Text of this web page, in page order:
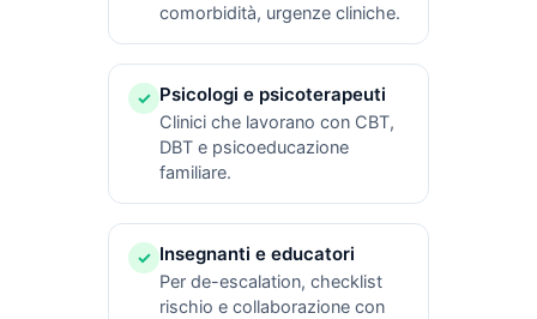
comorbidità, urgenze cliniche.
✓ Psicologi e psicoterapeuti
Clinici che lavorano con CBT,
DBT e psicoeducazione
familiare.
✓ Insegnanti e educatori
Per de-escalation, checklist
rischio e collaborazione con